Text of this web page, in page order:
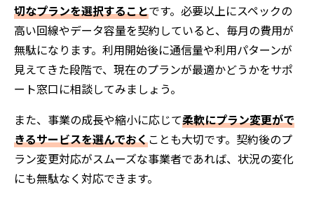
切なプランを選択することです。必要以上にスペックの
高い回線やデータ容量を契約していると、毎月の費用が
無駄になります。利用開始後に通信量や利用パターンが
見えてきた段階で、現在のプランが最適かどうかをサポ
ート窓口に相談してみましょう。
また、事業の成長や縮小に応じて柔軟にプラン変更がで
きるサービスを選んでおくことも大切です。契約後のプ
ラン変更対応がスムーズな事業者であれば、状況の変化
にも無駄なく対応できます。